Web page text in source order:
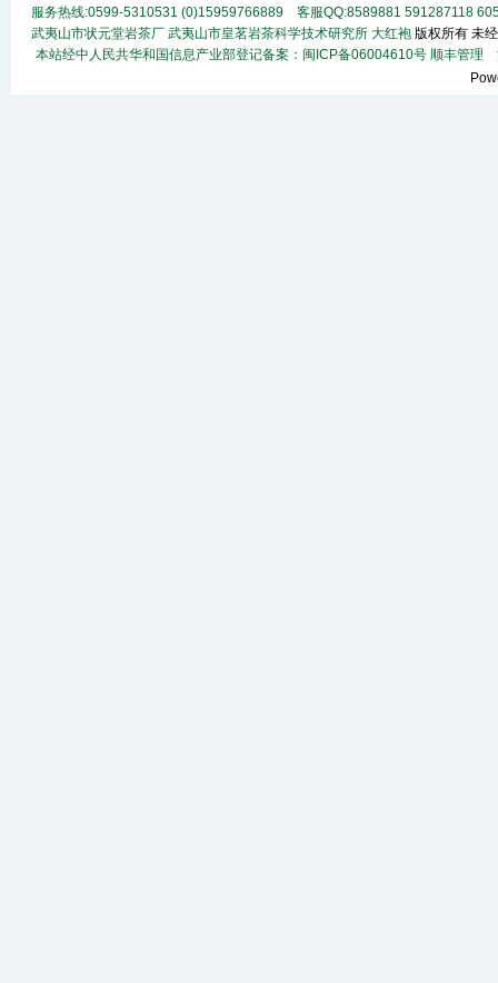
服务热线:0599-5310531 (0)15959766889 客服QQ:8589881 591287118
武夷山市状元堂岩茶厂 武夷山市皇茗岩茶科学技术研究所 大红袍 版权所有 未
本站经中人民共华和国信息产业部登记备案：闽ICP备06004610号 顺丰管理